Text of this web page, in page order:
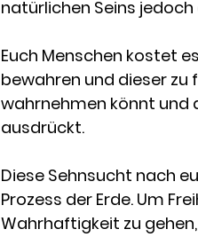
natürlichen Seins
Euch Menschen kostet
bewahren und dieser zu
wahrnehmen könnt und
ausdrückt.
Diese Sehnsucht nach
Prozess der Erde. Um
Wahrhaftigkeit zu